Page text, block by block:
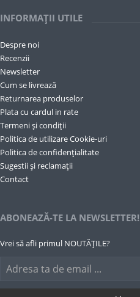
INFORMAȚII UTILE
Despre noi
Recenzii
Newsletter
Cum se livrează
Returnarea produselor
Plata cu cardul in rate
Termeni și condiții
Politica de utilizare Cookie-uri
Politica de confidențialitate
Sugestii și reclamații
Contact
ABONEAZĂ-TE LA NEWSLETTER!
Vrei să afli primul NOUTĂȚILE?